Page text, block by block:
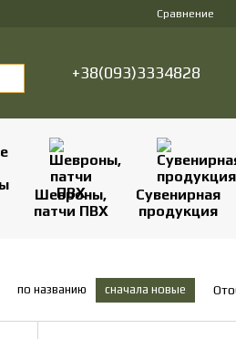
Сравнение
+38(093)3334828
Шевроны,
патчи ПВХ
Сувенирная
продукция
по названию сначала новые